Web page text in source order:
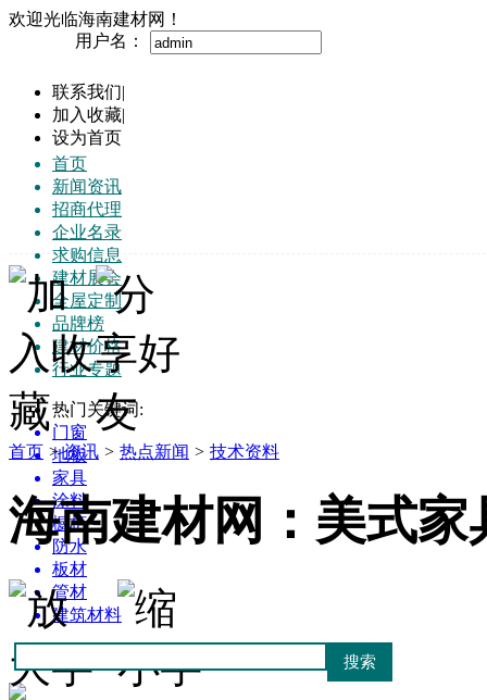
欢迎光临海南建材网！
用户名：
联系我们|
加入收藏|
设为首页
首页
新闻资讯
招商代理
企业名录
求购信息
建材展会
全屋定制
品牌榜
建材价格
行业专题
热门关键词:
门窗
地板
家具
涂料
橱柜
防水
板材
管材
建筑材料
首页 > 资讯 > 热点新闻 > 技术资料
海南建材网：美式